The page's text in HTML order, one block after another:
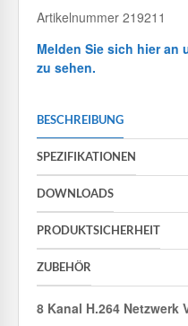
Artikelnummer 219211
Melden Sie sich hier an
zu sehen.
BESCHREIBUNG
SPEZIFIKATIONEN
DOWNLOADS
PRODUKTSICHERHEIT
ZUBEHÖR
8 Kanal H.264 Netzwerk